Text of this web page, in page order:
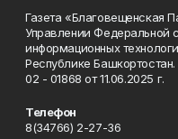
Газета «Благовещенская
Управлении Федеральной
информационных
Республике
02 - 01868 от 11.06.2025 г.
Телефон
8(34766) 2-27-36